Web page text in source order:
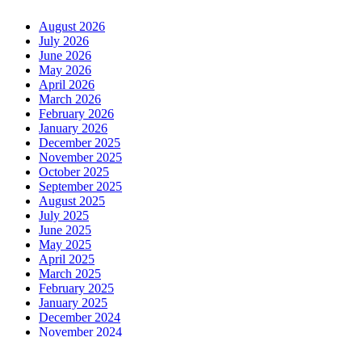
August 2026
July 2026
June 2026
May 2026
April 2026
March 2026
February 2026
January 2026
December 2025
November 2025
October 2025
September 2025
August 2025
July 2025
June 2025
May 2025
April 2025
March 2025
February 2025
January 2025
December 2024
November 2024